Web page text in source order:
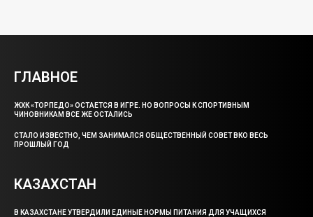
ГЛАВНОЕ
ЖХК «ТОРПЕДО» ОСТАЕТСЯ В ИГРЕ. НО ВОПРОСЫ К СПОРТИВНЫМ
ЧИНОВНИКАМ ВСЕ ЖЕ ОСТАЛИСЬ
СТАЛО ИЗВЕСТНО, ЧЕМ ЗАНИМАЛСЯ ОБЩЕСТВЕННЫЙ СОВЕТ ВКО ВЕСЬ
ПРОШЛЫЙ ГОД
КАЗАХСТАН
В КАЗАХСТАНЕ УТВЕРДИЛИ ЕДИНЫЕ НОРМЫ ПИТАНИЯ ДЛЯ УЧАЩИХСЯ